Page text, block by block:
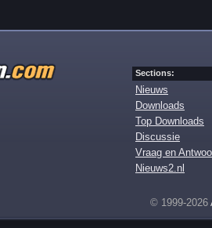
Sections:
Nieuws
Downloads
Top Downloads
Discussie
Vraag en
Nieuws2.nl
© 1999-2026